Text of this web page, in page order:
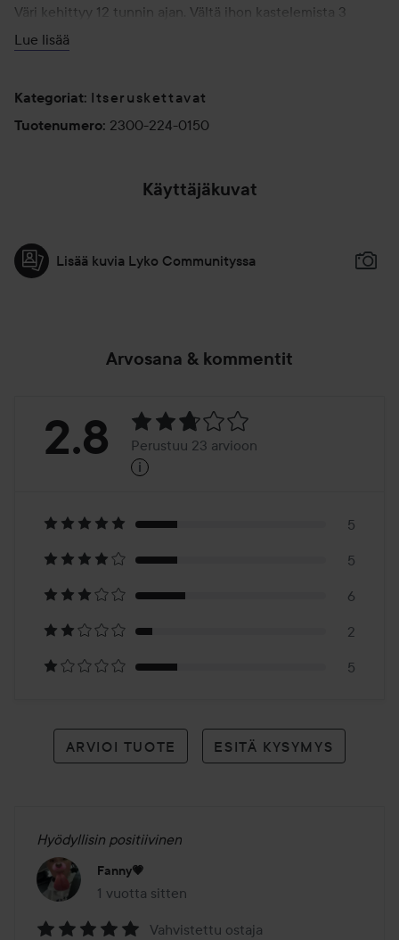
Väri kehittyy 12 tunnin ajan. Vältä ihon kastelemista 3
tuntiin levityksen jälkeen. Huom! Älä kuori ihoa
vuorokauden sisällä ennen levitystä.
150 ml
Lue lisää
Kategoriat: Itseruskettavat
Tuotenumero: 2300-224-0150
Käyttäjäkuvat
Lisää kuvia Lyko Communityssa
Arvosana & kommentit
Arvosana:
Perustuu
23
arvioon
2.8 Perustuu 23 arvioon
i
5
5
6
2
5
ARVIOI TUOTE ESITÄ KYSYMYS
Hyödyllisin positiivinen
Fanny💗
1 vuotta sitten
Viesti luotiin 1 vuotta sitten
Vahvistettu ostaja